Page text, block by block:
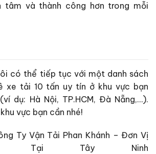
tâm và thành công hơn trong mỗi
có thể tiếp tục với một danh sách
xe tải 10 tấn uy tín ở khu vực bạn
dụ: Hà Nội, TP.HCM, Đà Nẵng,…).
vực bạn cần nhé!
Ty Vận Tải Phan Khánh – Đơn Vị
Tại Tây Ninh